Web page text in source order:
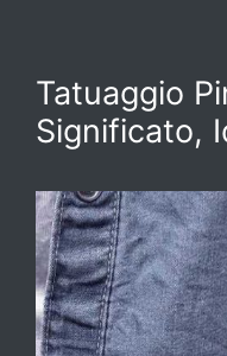
Tatuaggio
Significato,